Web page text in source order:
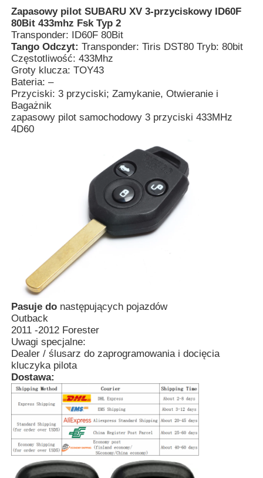
Wycieczka po fabryce
Kontrola jakości
Skontaktuj się z nami
Aktualności
Wszystkie przypadki
Klucze automatyczne
Zapasowy pilot SUBARU XV 3-przyciskowy ID60F
80Bit 433mhz Fsk Typ 2
Transponder: ID60F 80Bit
Tango Odczyt: Transponder: Tiris DST80 Tryb: 80bit
Częstotliwość: 433Mhz
Groty klucza: TOY43
Bateria: –
Przyciski: 3 przyciski; Zamykanie, Otwieranie i
Bagażnik
zapasowy pilot samochodowy 3 przyciski 433MHz
4D60
Pasuje do następujących pojazdów
Outback
2011 -2012 Forester
Uwagi specjalne:
Dealer / ślusarz do zaprogramowania i docięcia
kluczyka pilota
Dostawa: